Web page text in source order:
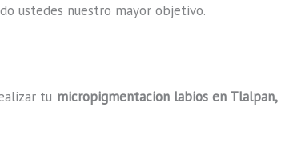
ustedes nuestro mayor objetivo.
tu micropigmentacion labios en Tlalpan,